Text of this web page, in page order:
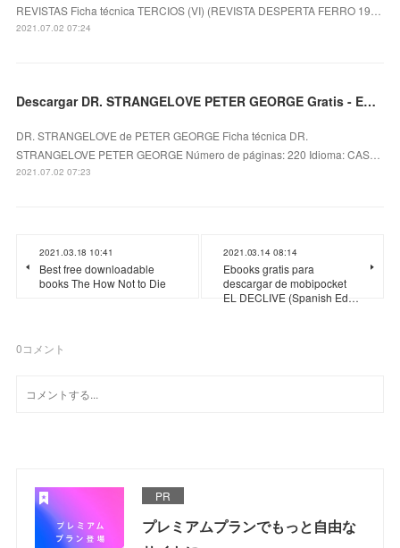
REVISTAS Ficha técnica TERCIOS (VI) (REVISTA DESPERTA FERRO 19…
2021.07.02 07:24
Descargar DR. STRANGELOVE PETER GEORGE Gratis - EPUB, PDF y MOBI
DR. STRANGELOVE de PETER GEORGE Ficha técnica DR.
STRANGELOVE PETER GEORGE Número de páginas: 220 Idioma: CAS…
2021.07.02 07:23
2021.03.18 10:41
Best free downloadable
books The How Not to Die
2021.03.14 08:14
Ebooks gratis para
descargar de mobipocket
EL DECLIVE (Spanish Ed…
0コメント
PR
プレミアムプランでもっと自由な